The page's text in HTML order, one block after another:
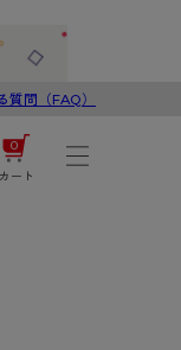
質問（FAQ）
カート
0